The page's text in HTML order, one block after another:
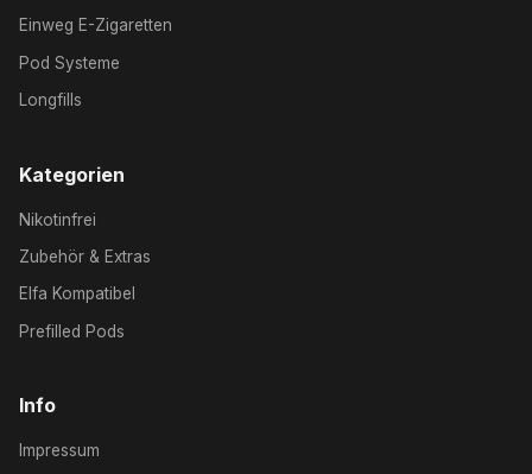
Einweg E-Zigaretten
Pod Systeme
Longfills
Kategorien
Nikotinfrei
Zubehör & Extras
Elfa Kompatibel
Prefilled Pods
Info
Impressum